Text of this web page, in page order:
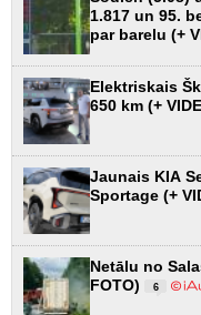
1.817 un 95.
par barelu (+
Elektriskais
650 km (+
Jaunais KIA
Sportage (+
Netālu no
FOTO)
6